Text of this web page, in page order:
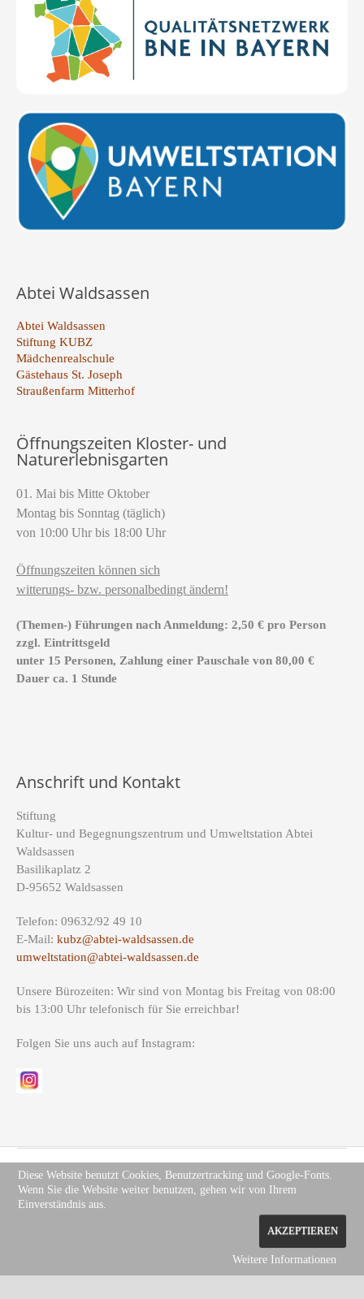
Abtei Waldsassen
Abtei Waldsassen
Stiftung KUBZ
Mädchenrealschule
Gästehaus St. Joseph
Straußenfarm Mitterhof
Öffnungszeiten Kloster- und
Naturerlebnisgarten
01. Mai bis Mitte Oktober
Montag bis Sonntag (täglich)
von 10:00 Uhr bis 18:00 Uhr
Öffnungszeiten können sich
witterungs- bzw. personalbedingt ändern!
(Themen-) Führungen nach Anmeldung: 2,50 € pro Person
zzgl. Eintrittsgeld
unter 15 Personen, Zahlung einer Pauschale von 80,00 €
Dauer ca. 1 Stunde
Anschrift und Kontakt
Stiftung
Kultur- und Begegnungszentrum und Umweltstation Abtei
Waldsassen
Basilikaplatz 2
D-95652 Waldsassen
Telefon: 09632/92 49 10
E-Mail: kubz@abtei-waldsassen.de
umweltstation@abtei-waldsassen.de
Unsere Bürozeiten: Wir sind von Montag bis Freitag von 08:00
bis 13:00 Uhr telefonisch für Sie erreichbar!
Folgen Sie uns auch auf Instagram:
Copyright (c) Site Name 2012. All rights reserved.Impressum
Diese Website benutzt Cookies, Benutzertracking und Google-Fonts.
Wenn Sie die Website weiter benutzen, gehen wir von Ihrem
Einverständnis aus.
AKZEPTIEREN
Weitere Informationen